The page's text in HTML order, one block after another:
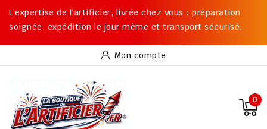
L’expertise de l’artificier, livrée chez vous : préparation
soignée, expédition le jour même et transport sécurisé.
Mon compte
0